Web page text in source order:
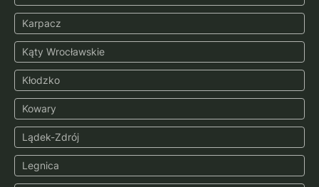
Karpacz
Kąty Wrocławskie
Kłodzko
Kowary
Lądek-Zdrój
Legnica